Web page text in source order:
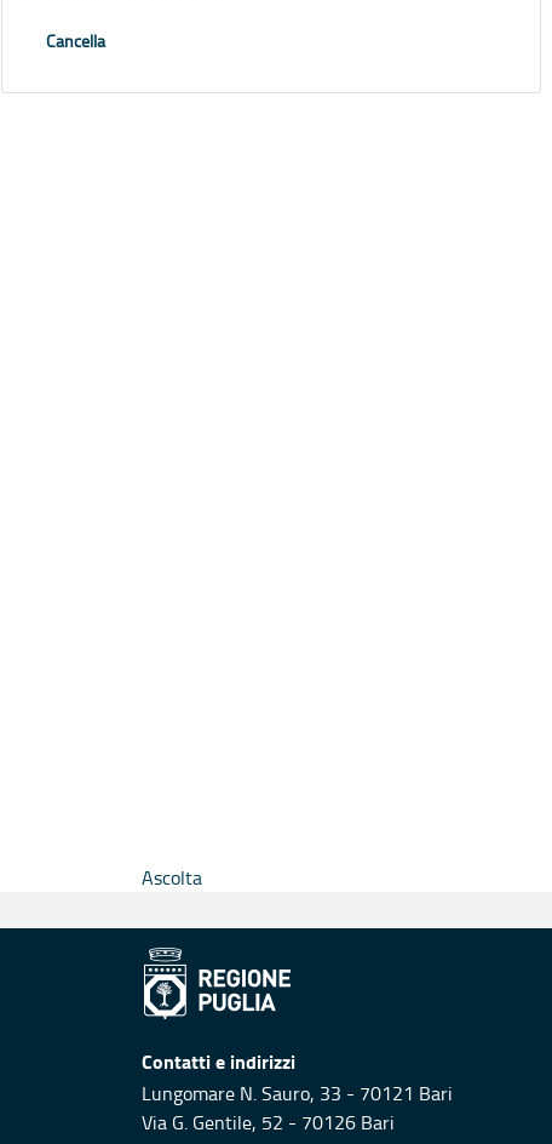
Cancella
Ascolta
Contatti e indirizzi
Lungomare N. Sauro, 33 - 70121 Bari
Via G. Gentile, 52 - 70126 Bari